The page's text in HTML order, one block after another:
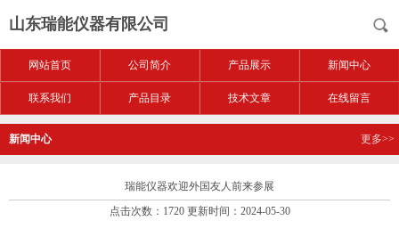
山东瑞能仪器有限公司
网站首页 公司简介 产品展示 新闻中心
联系我们 产品目录 技术文章 在线留言
新闻中心 更多>>
瑞能仪器欢迎外国友人前来参展
点击次数：1720 更新时间：2024-05-30